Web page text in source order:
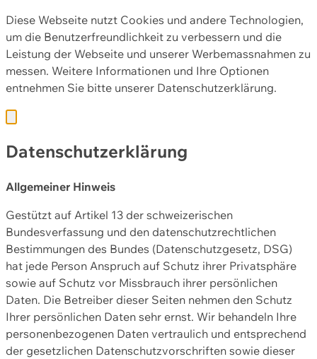
Diese Webseite nutzt Cookies und andere Technologien,
um die Benutzerfreundlichkeit zu verbessern und die
Leistung der Webseite und unserer Werbemassnahmen zu
messen. Weitere Informationen und Ihre Optionen
entnehmen Sie bitte unserer Datenschutzerklärung.
Datenschutzerklärung
Allgemeiner Hinweis
Gestützt auf Artikel 13 der schweizerischen
Bundesverfassung und den datenschutzrechtlichen
Bestimmungen des Bundes (Datenschutzgesetz, DSG)
hat jede Person Anspruch auf Schutz ihrer Privatsphäre
sowie auf Schutz vor Missbrauch ihrer persönlichen
Daten. Die Betreiber dieser Seiten nehmen den Schutz
Ihrer persönlichen Daten sehr ernst. Wir behandeln Ihre
personenbezogenen Daten vertraulich und entsprechend
der gesetzlichen Datenschutzvorschriften sowie dieser